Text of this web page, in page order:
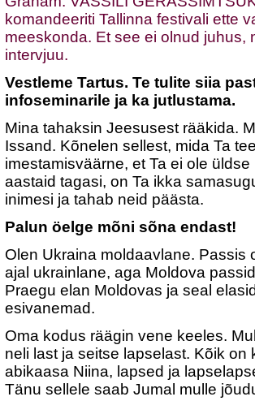
komandeeriti Tallinna festivali ette
meeskonda. Et see ei olnud juhus,
intervjuu.
Vestleme Tartus. Te tulite siia
infoseminarile ja ka jutlustama.
Mina tahaksin Jeesusest rääkida.
Issand. Kõnelen sellest, mida Ta
imestamisväärne, et Ta ei ole
aastaid tagasi, on Ta ikka
inimesi ja tahab neid päästa.
Palun öelge mõni sõna endast!
Olen Ukraina moldaavlane. Passis
ajal ukrainlane, aga Moldova
Praegu elan Moldovas ja seal
esivanemad.
Oma kodus räägin vene keeles.
neli last ja seitse lapselast. Kõik on
abikaasa Niina, lapsed ja
Tänu sellele saab Jumal mulle